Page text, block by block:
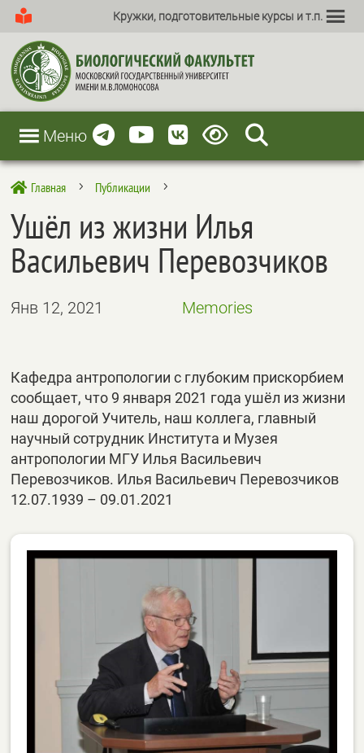
Кружки, подготовительные курсы и т.п.
Меню
 Главная 5 Публикации 5
Ушёл из жизни Илья
Васильевич Перевозчиков
Янв 12, 2021 Memories
Кафедра антропологии с глубоким прискорбием
сообщает, что 9 января 2021 года ушёл из жизни
наш дорогой Учитель, наш коллега, главный
научный сотрудник Института и Музея
антропологии МГУ Илья Васильевич
Перевозчиков. Илья Васильевич Перевозчиков
12.07.1939 – 09.01.2021